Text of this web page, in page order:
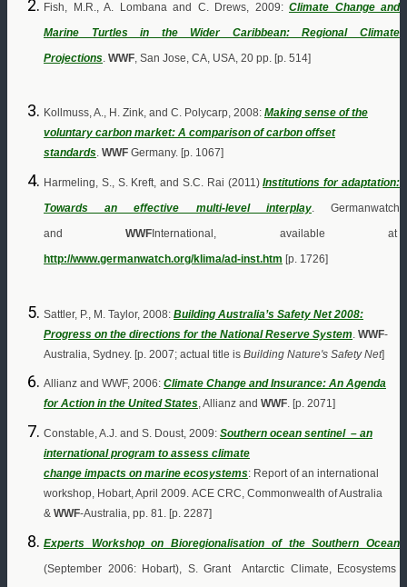
Fish, M.R., A. Lombana and C. Drews, 2009: Climate Change and
Marine Turtles in the Wider Caribbean: Regional Climate
Projections WWF , San Jose, CA, USA, 20 pp. [p. 514]
Kollmuss, A., H. Zink, and C. Polycarp, 2008: Making sense of the
voluntary carbon market: A comparison of carbon offset
standards. WWF Germany. [p. 1067]
Harmeling, S., S. Kreft, and S.C. Rai (2011) Institutions for adaptation:
Towards an effective multi-level interplay. Germanwatch
and
WWF International, available at
http://www.germanwatch.org/klima/ad-inst.htm [p. 1726]
Sattler, P., M. Taylor, 2008: Building Australia’s Safety Net 2008:
Progress on the directions for the National Reserve System WWF-
Australia, Sydney. [p. 2007; actual title is Building Nature's Safety Net]
Allianz and WWF, 2006: Climate Change and Insurance: An Agenda
for Action in the United States, Allianz and WWF. [p. 2071]
Constable, A.J. and S. Doust, 2009: Southern ocean sentinel – an
international program to assess climate
change impacts on marine ecosystems: Report of an international
workshop, Hobart, April 2009. ACE CRC, Commonwealth of Australia
& WWF-Australia, pp. 81. [p. 2287]
Experts Workshop on Bioregionalisation of the Southern Ocean
(September 2006: Hobart), S. Grant Antarctic Climate, Ecosystems